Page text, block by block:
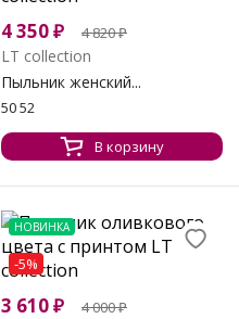
4 350₽ 4 820₽
LT collection
Пыльник женский...
50 52
В корзину
НОВИНКА
-5%
3 610₽ 4 000₽